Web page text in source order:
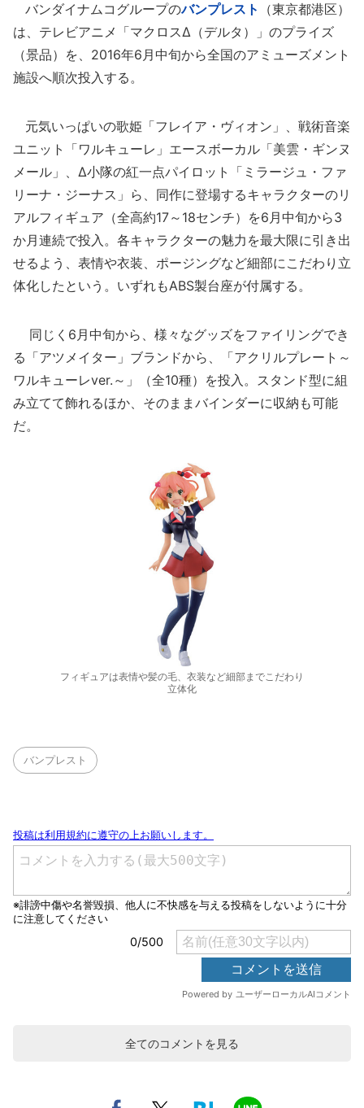
バンダイナムコグループのバンプレスト
（東京都港区）
は、テレビアニメ「マクロスΔ（デルタ）」のプライズ
（景品）を、2016年6月中旬から全国のアミューズメント
施設へ順次投入する。
元気いっぱいの歌姫「フレイア・ヴィオン」、戦術音楽
ユニット「ワルキューレ」エースボーカル「美雲・ギンヌ
メール」、Δ小隊の紅一点パイロット「ミラージュ・ファ
リーナ・ジーナス」ら、同作に登場するキャラクターのリ
アルフィギュア（全高約17～18センチ）を6月中旬から3
か月連続で投入。各キャラクターの魅力を最大限に引き出
せるよう、表情や衣装、ポージングなど細部にこだわり立
体化したという。いずれもABS製台座が付属する。
同じく6月中旬から、様々なグッズをファイリングでき
る「アツメイター」ブランドから、「アクリルプレート～
ワルキューレver.～」（全10種）を投入。スタンド型に組
み立てて飾れるほか、そのままバインダーに収納も可能
だ。
フィギュアは表情や髪の毛、衣装など細部までこだわり
立体化
バンプレスト
全てのコメントを見る